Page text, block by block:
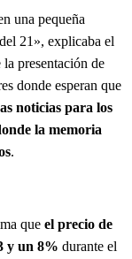
una pequeña
21», explicaba el
presentación de
donde esperan que
noticias para los
la memoria
.
que el precio de
y un 8% durante el